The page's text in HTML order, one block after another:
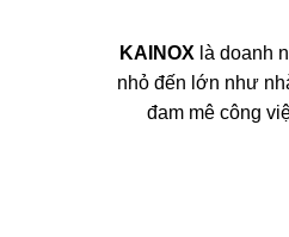
KAINOX là doanh
nhỏ đến lớn như
đam mê công